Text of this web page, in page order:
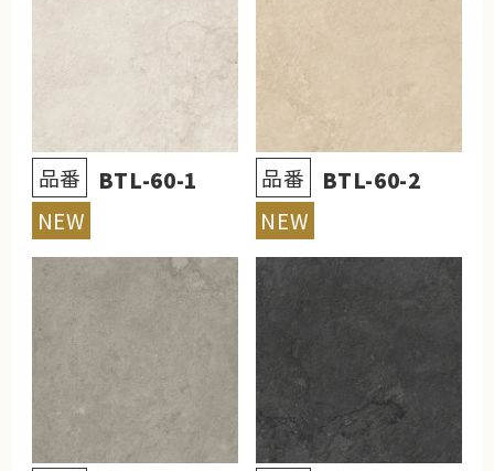
品番
BTL-60-1
NEW
品番
BTL-60-2
NEW